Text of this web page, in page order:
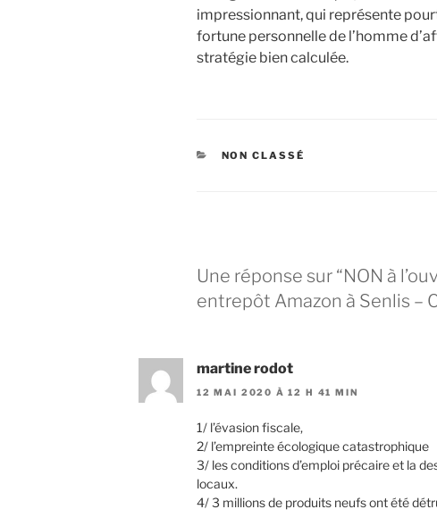
impressionnant, qui représente
fortune personnelle de l’homme
stratégie bien calculée.
CATÉGORIES
NON CLASSÉ
Une réponse sur “NON à
entrepôt Amazon à Senlis –
martine rodot
12 MAI 2020 À 12 H 41 MIN
1/ l’évasion fiscale,
2/ l’empreinte écologique catastrophique
3/ les conditions d’emploi précaire et la
locaux.
4/ 3 millions de produits neufs ont été